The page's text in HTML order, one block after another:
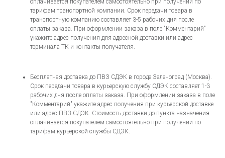
оплачивается покупателем самостоятельно при получении по
тарифам транспортной компании. Срок передачи товара в
транспортную компанию составляет 3-5 рабочих дня после
оплаты заказа. При оформлении заказа в поле "Комментарий"
укажите адрес получения для адресной доставки или адрес
терминала ТК и контакты получателя.
Бесплатная доставка до ПВЗ СДЭК в городе Зеленоград (Москва).
Срок передачи товара в курьерскую службу СДЭК составляет 1-3
рабочих дня после оплаты заказа. При оформлении заказа в поле
"Комментарий" укажите адрес получения при курьерской доставке
или адрес ПВЗ СДЭК. Стоимость доставки до пункта назначения
оплачивается покупателем самостоятельно при получении по
тарифам курьерской службы СДЭК.